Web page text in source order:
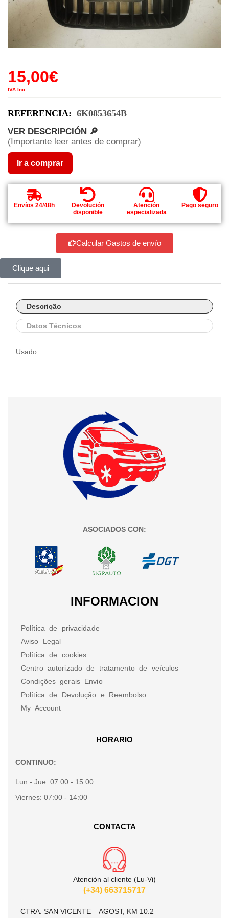
15,00€
IVA Inc.
REFERENCIA: 6K0853654B
VER DESCRIPCIÓN 🔎
(Importante leer antes de comprar)
Ir a comprar
Envíos 24/48h
Devolución
disponible
Atención
especializada
Pago seguro
Calcular Gastos de envío
Clique aqui
Descrição
Datos Técnicos
Usado
ASOCIADOS CON:
INFORMACION
Política de privacidade
Aviso Legal
Política de cookies
Centro autorizado de tratamento de veículos
Condições gerais Envio
Política de Devolução e Reembolso
My Account
HORARIO
CONTINUO:
Lun - Jue: 07:00 - 15:00
Viernes: 07:00 - 14:00
CONTACTA
Atención al cliente (Lu-Vi)
(+34) 663715717
CTRA. SAN VICENTE – AGOST, KM 10.2